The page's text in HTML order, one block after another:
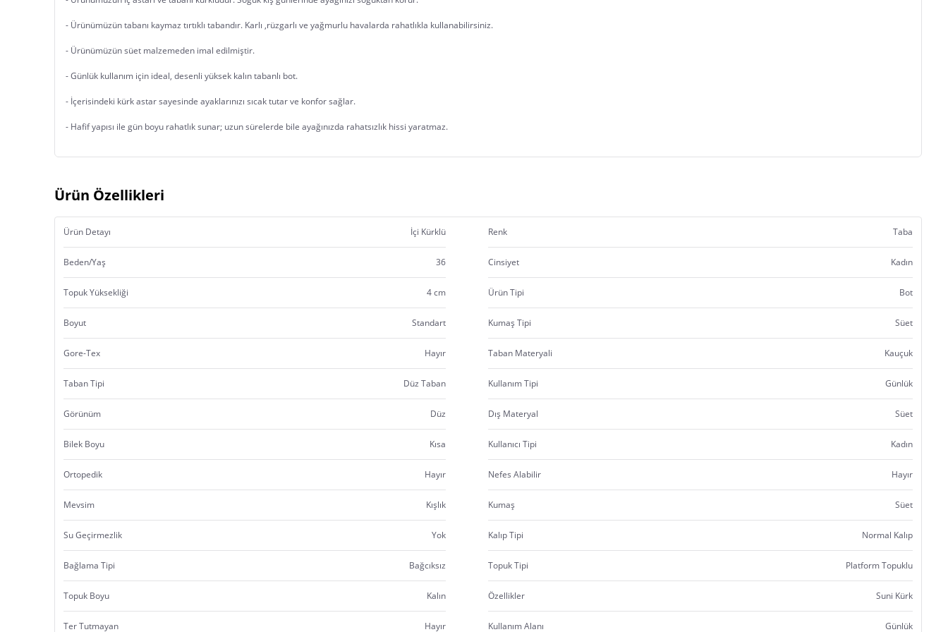
- Ürünümüzün tabanı kaymaz tırtıklı tabandır. Karlı ,rüzgarlı ve yağmurlu havalarda rahatlıkla kullanabilirsiniz.
- Ürünümüzün süet malzemeden imal edilmiştir.
- Günlük kullanım için ideal, desenli yüksek kalın tabanlı bot.
- İçerisindeki kürk astar sayesinde ayaklarınızı sıcak tutar ve konfor sağlar.
- Hafif yapısı ile gün boyu rahatlık sunar; uzun sürelerde bile ayağınızda rahatsızlık hissi yaratmaz.
Ürün Özellikleri
Ürün Detayı İçi Kürklü Renk Taba
Beden/Yaş 36 Cinsiyet Kadın
Topuk Yüksekliği 4 cm Ürün Tipi Bot
Boyut Standart Kumaş Tipi Süet
Gore-Tex Hayır Taban Materyali Kauçuk
Taban Tipi Düz Taban Kullanım Tipi Günlük
Görünüm Düz Dış Materyal Süet
Bilek Boyu Kısa Kullanıcı Tipi Kadın
Ortopedik Hayır Nefes Alabilir Hayır
Mevsim Kışlık Kumaş Süet
Su Geçirmezlik Yok Kalıp Tipi Normal Kalıp
Bağlama Tipi Bağcıksız Topuk Tipi Platform Topuklu
Topuk Boyu Kalın Özellikler Suni Kürk
Ter Tutmayan Hayır Kullanım Alanı Günlük